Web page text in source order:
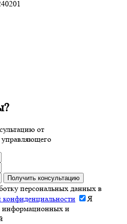
от
Получить консультацию
персональных данных в
Я
информационных и